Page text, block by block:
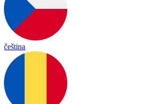
čeština